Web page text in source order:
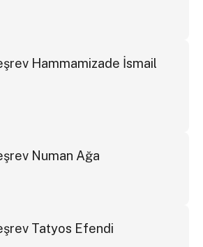
Hammamizade İsmail
Numan Ağa
Tatyos Efendi